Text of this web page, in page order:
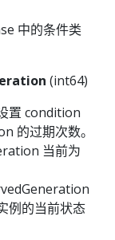
中的条件类
(int64)
置 condition
的过期次数。
当前为
例的当前状态